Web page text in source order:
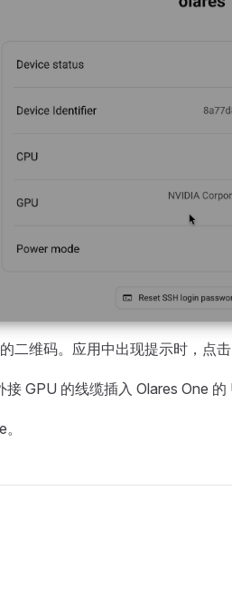
二维码。应用中出现提示时，点击
GPU 的线缆插入 Olares One 的